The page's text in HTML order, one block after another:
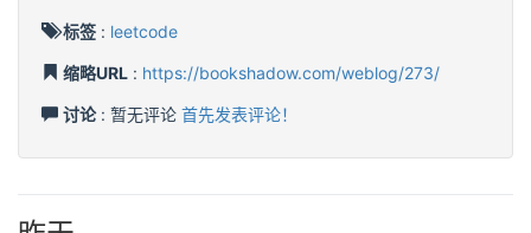
标签 : leetcode
缩略URL : https://bookshadow.com/weblog/273/
讨论: 暂无评论 首先发表评论！